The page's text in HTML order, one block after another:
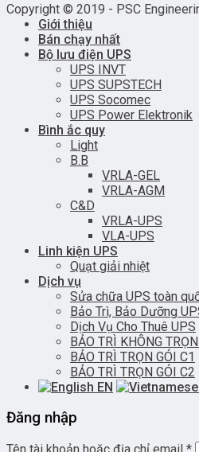
Copyright © 2019 - PSC
Giới thiệu
Bán chạy nhất
Bộ lưu điện UPS
UPS INVT
UPS SUPSTECH
UPS Socomec
UPS Power Elektronik
Bình ắc quy
Light
B.B
VRLA-GEL
VRLA-AGM
C&D
VRLA-UPS
VLA-UPS
Linh kiện UPS
Quạt giải nhiệt
Dịch vụ
Sửa chữa UPS toàn
Bảo Trì, Bảo Dưỡng
Dịch Vụ Cho Thuê UPS
BẢO TRÌ KHÔNG
BẢO TRÌ TRỌN GÓI C1
BẢO TRÌ TRỌN GÓI C2
EN
Đăng nhập